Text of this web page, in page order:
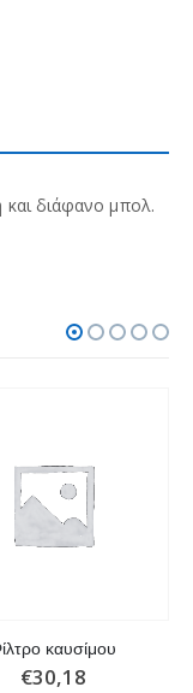
και διάφανο μπολ.
καυσίμου
€30,18